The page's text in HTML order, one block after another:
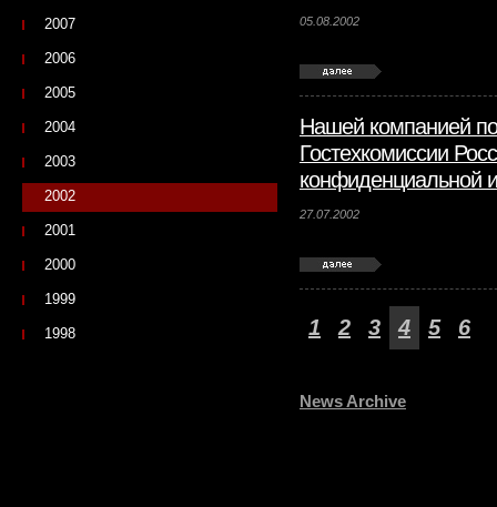
05.08.2002
Нашей компанией
Гостехкомиссии
конфиденциальной
27.07.2002
1 2 3 4 5 6
News Archive
2007
2006
2005
2004
2003
2002
2001
2000
1999
1998